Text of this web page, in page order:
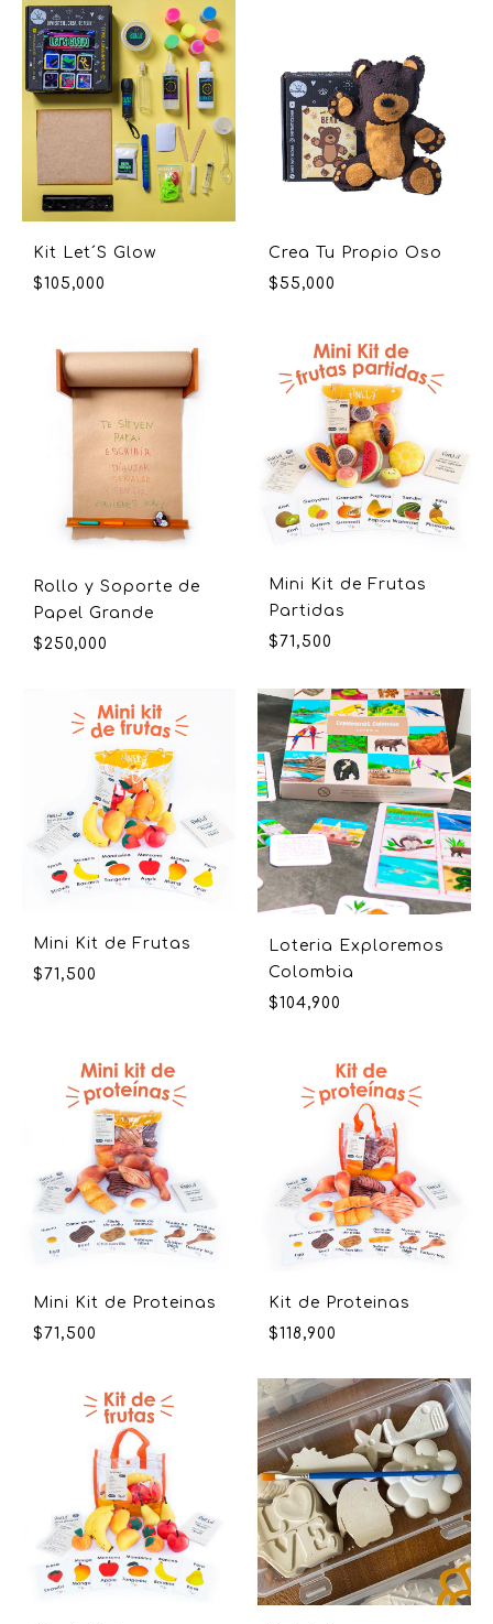
Kit Let´S Glow
$105,000
Crea Tu Propio Oso
$55,000
Rollo y Soporte de
Papel Grande
$ 250,000
Mini Kit de Frutas
Partidas
$71,500
Mini Kit de Frutas
$ 71,500
Loteria Exploremos
Colombia
$104,900
Mini Kit de Proteinas
$ 71,500
Kit de Proteinas
$118,900